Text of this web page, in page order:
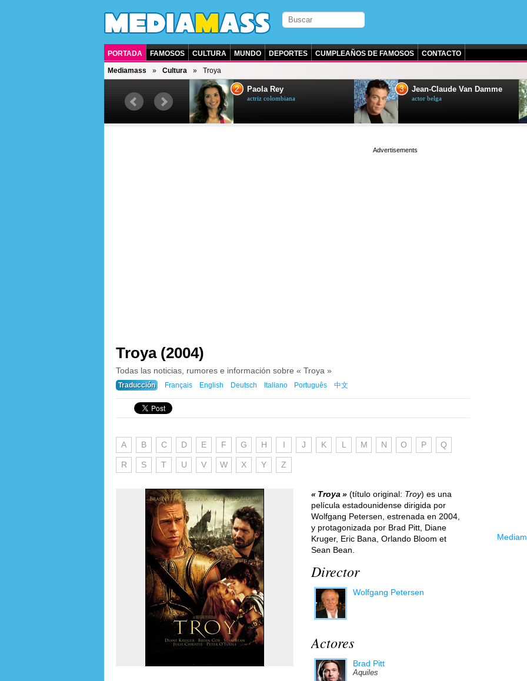
PORTADA FAMOSOS CULTURA MUNDO DEPORTES CUMPLEAÑOS DE FAMOSOS CONTACTO
Mediamass Cultura Troya
actor y presentador de televisión
2 Paola Rey
actriz colombiana
3 Jean-Claude Van Damme
actor belga
Troya (2004)
Todas las noticias, rumores e información sobre « Troya »
Traducción Français English Deutsch Italiano Português 中文
A B C D E F G H I J K L M N O P Q
R S T U V W X Y Z
Troya (título original: Troy) es una
película estadounidense dirigida por
Wolfgang Petersen, estrenada en 2004,
y protagonizada por Brad Pitt, Diane
Kruger, Eric Bana, Orlando Bloom et
Sean Bean.
Director
Wolfgang Petersen
Actores
Brad Pitt
Aquiles